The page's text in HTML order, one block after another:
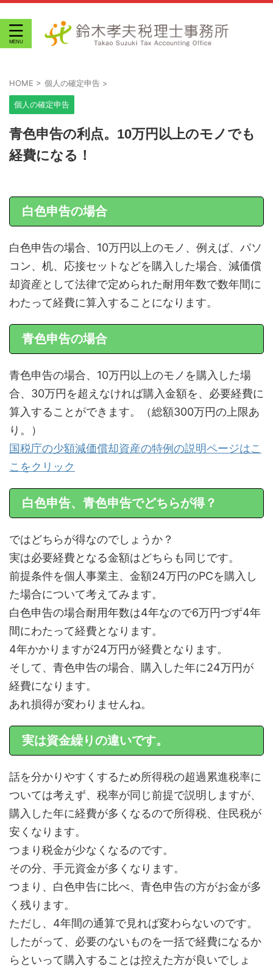
HOME > 個人の確定申告 >
個人の確定申告
青色申告の利点。10万円以上のモノでも
経費になる！
白色申告の場合
白色申告の場合、10万円以上のモノ、例えば、パソ
コン、机、応接セットなどを購入した場合、減価償
却資産として法律で定められた耐用年数で数年間に
わたって経費に算入することになります。
青色申告の場合
青色申告の場合、10万円以上のモノを購入した場
合、30万円を超えなければ購入金額を、必要経費に
算入することができます。（総額300万円の上限あ
り。）
国税庁の少額減価償却資産の特例の説明ページはこ
こをクリック
白色申告、青色申告でどちらが得？
ではどちらが得なのでしょうか？
実は必要経費となる金額はどちらも同じです。
前提条件を個人事業主、金額24万円のPCを購入し
た場合について考えてみます。
白色申告の場合耐用年数は4年なので6万円づず4年
間にわたって経費となります。
4年かかりますが24万円が経費となります。
そして、青色申告の場合、購入した年に24万円が
経費になります。
あれ損得が変わりませんね。
実は資金繰りの違いです。
話を分かりやすくするため所得税の超過累進税率に
ついては考えず、税率が同じ前提で説明しますが、
購入した年に経費が多くなるので所得税、住民税が
安くなります。
つまり税金が少なくなるのです。
その分、手元資金が多くなります。
つまり、白色申告に比べ、青色申告の方がお金が多
く残ります。
ただし、4年間の通算で見れば変わらないのです。
したがって、必要のないものを一括で経費になるか
らといって購入することは控えた方が良いでしょ